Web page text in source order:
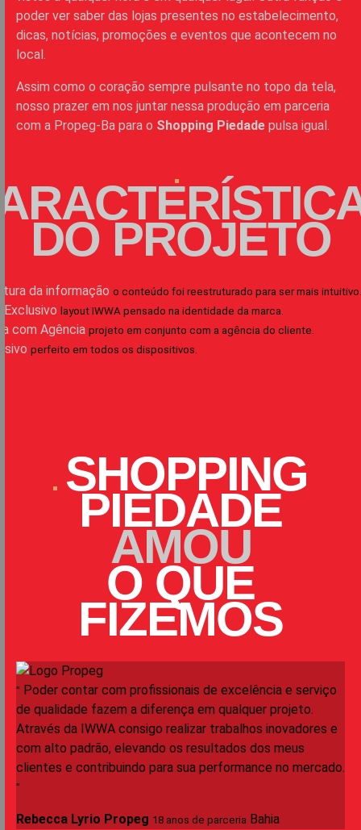
poder ver saber das lojas presentes no estabelecimento,
dicas, notícias, promoções e eventos que acontecem no
local.
Assim como o coração sempre pulsante no topo da tela,
nosso prazer em nos juntar nessa produção em parceria
com a Propeg-Ba para o Shopping Piedade pulsa igual.
DO PROJETO
da informação o conteúdo foi reestruturado para ser mais intuitivo.
Exclusivo layout IWWA pensado na identidade da marca.
com Agência projeto em conjunto com a agência do cliente.
perfeito em todos os dispositivos.
SHOPPING
PIEDADE
AMOU
O QUE
FIZEMOS
" Poder contar com profissionais de excelência e serviço
de qualidade fazem a diferença em qualquer projeto.
Através da IWWA consigo realizar trabalhos inovadores e
com alto padrão, elevando os resultados dos meus
clientes e contribuindo para sua performance no mercado.
"
Rebecca Lyrio Propeg 18 anos de parceria Bahia